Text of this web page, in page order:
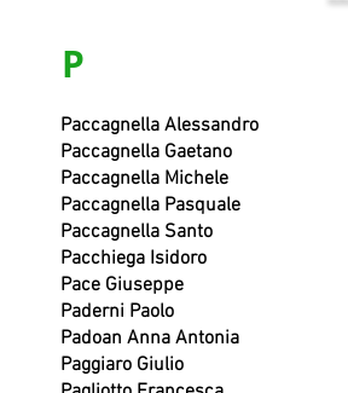
P
Paccagnella Alessandro
Paccagnella Gaetano
Paccagnella Michele
Paccagnella Pasquale
Paccagnella Santo
Pacchiega Isidoro
Pace Giuseppe
Paderni Paolo
Padoan Anna Antonia
Paggiaro Giulio